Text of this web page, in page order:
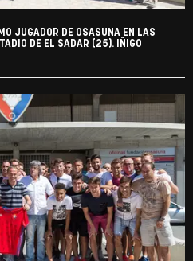
JUGADOR DE OSASUNA EN LAS
DE EL SADAR (25). IÑIGO